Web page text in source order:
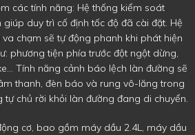
các tính năng: Hệ thống kiểm soát
duy trì cố định tốc độ đã cài đặt. Hệ
chạm sẽ tự động phanh khi phát hiện
phương tiện phía trước đột ngột dừng,
Tính năng cảnh báo lệch làn đường sẽ
thanh, đèn báo và rung vô-lăng trong
tự chủ rời khỏi làn đường đang di chuyển.
cơ, bao gồm máy dầu 2.4L, máy dầu